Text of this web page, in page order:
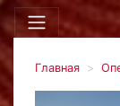
Главная